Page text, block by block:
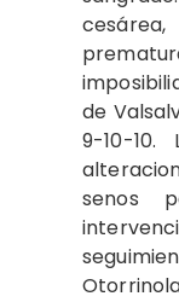
de
9-10-
senos